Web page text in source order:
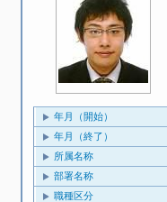
年月（開始）
年月（終了）
所属名称
部署名称
職種区分